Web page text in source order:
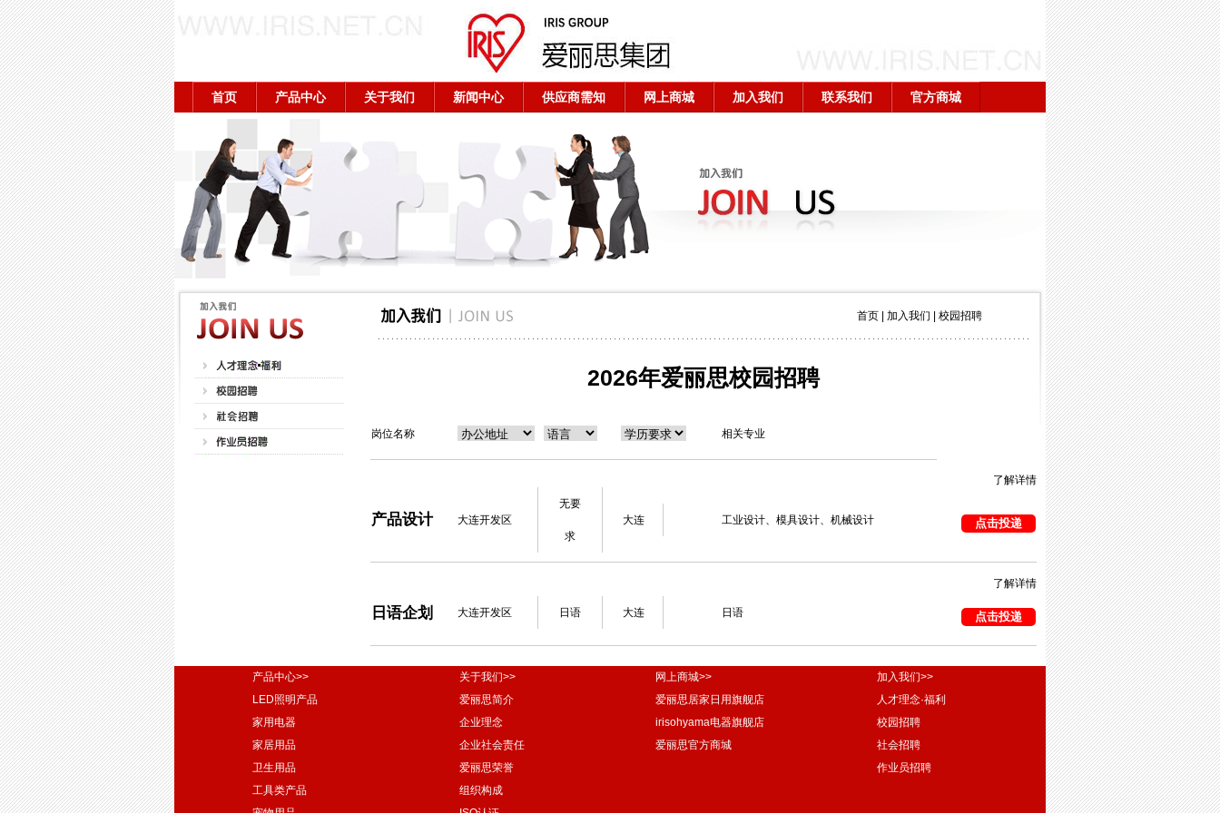
首页 产品中心 关于我们 新闻中心 供应商需知 网上商城 加入我们 联系我们 官方商城
首页 加入我们 校园招聘
2026年爱丽思校园招聘
岗位名称 相关专业
产品设计 大连开发区
无要
求
大连 工业设计、模具设计、机械设计
了解详情
点击投递
日语企划 大连开发区 日语 大连 日语
了解详情
点击投递
产品中心>>
LED照明产品
家用电器
家居用品
卫生用品
工具类产品
关于我们>>
爱丽思简介
企业理念
企业社会责任
爱丽思荣誉
组织构成
网上商城>>
爱丽思居家日用旗舰店
irisohyama电器旗舰店
爱丽思官方商城
加入我们>>
人才理念·福利
校园招聘
社会招聘
作业员招聘